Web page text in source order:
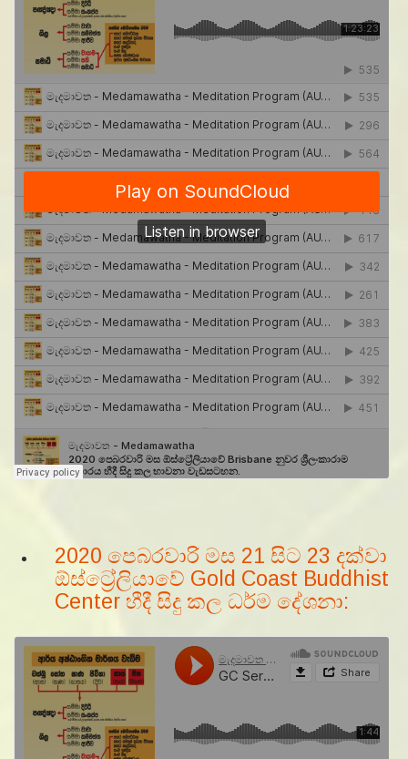
2020 පෙබරවාරි මස 21 සිට 23 දක්වා
ඕස්ට්‍රේලියාවේ Gold Coast Buddhist
Center හීදී සිදු කල ධර්ම දේශනා: